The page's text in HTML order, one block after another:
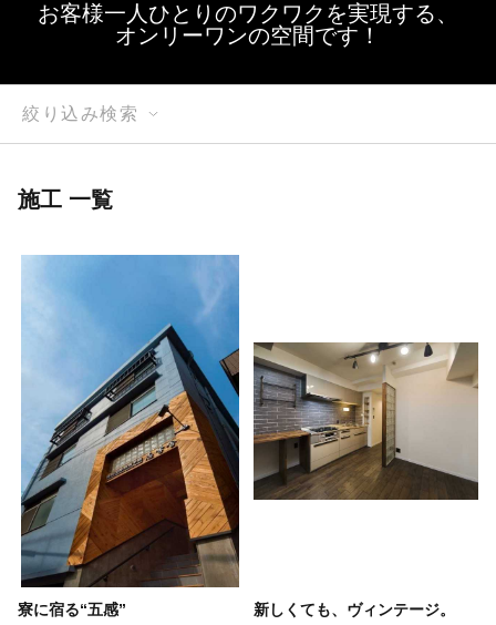
お客様一人ひとりのワクワクを実現する、
オンリーワンの空間です！
絞り込み検索
施工 一覧
寮に宿る“五感” 新しくても、ヴィンテージ。